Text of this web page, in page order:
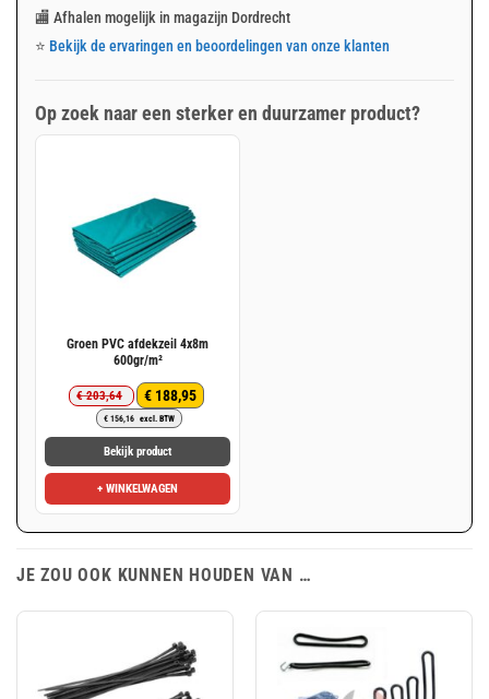
🏬 Afhalen mogelijk in magazijn Dordrecht
⭐ Bekijk de ervaringen en beoordelingen van onze klanten
Op zoek naar een sterker en duurzamer product?
Groen PVC afdekzeil 4x8m
600gr/m²
€203,64
Oorspronkelijke
prijs
was:
€ 203,64.
€188,95
Huidige
prijs
is:
€ 188,95.
€156,16 excl. BTW
Bekijk product
+ WINKELWAGEN
JE ZOU OOK KUNNEN HOUDEN VAN …